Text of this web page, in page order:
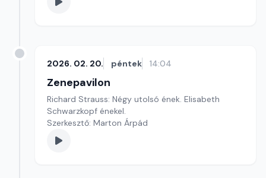
2026. 02. 20. péntek 14:04
Zenepavilon
Richard Strauss: Négy utolsó ének. Elisabeth
Schwarzkopf énekel.
Szerkesztő: Marton Árpád